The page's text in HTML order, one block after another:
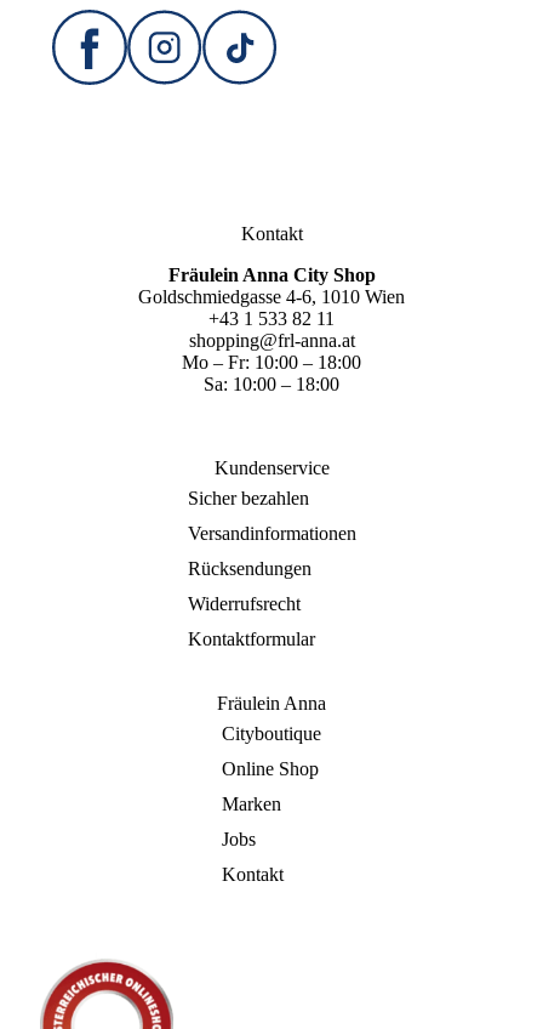
Kontakt
Fräulein Anna City Shop
Goldschmiedgasse 4-6, 1010 Wien
+43 1 533 82 11
shopping@frl-anna.at
Mo – Fr: 10:00 – 18:00
Sa: 10:00 – 18:00
Kundenservice
Sicher bezahlen
Versandinformationen
Rücksendungen
Widerrufsrecht
Kontaktformular
Fräulein Anna
Cityboutique
Online Shop
Marken
Jobs
Kontakt